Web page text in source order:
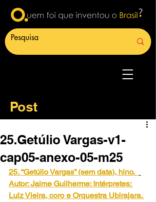
Post
25.Getúlio Vargas-v1-
cap05-anexo-05-m25
25. “Getúlio Vargas” (sem data), hino.
Autor: Jaime Guilherme: Intérpretes:
Luiz Vieira, coro e Orquestra Ubirajara.